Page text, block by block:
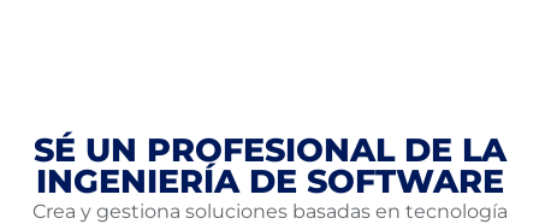
SÉ UN PROFESIONAL DE LA
INGENIERÍA DE SOFTWARE
Crea y gestiona soluciones basadas en tecnología